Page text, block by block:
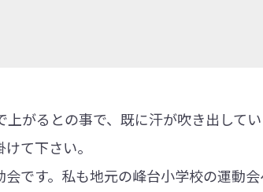
がるとの事で、既に汗が吹き出して
て下さい。
です。私も地元の峰台小学校の運動